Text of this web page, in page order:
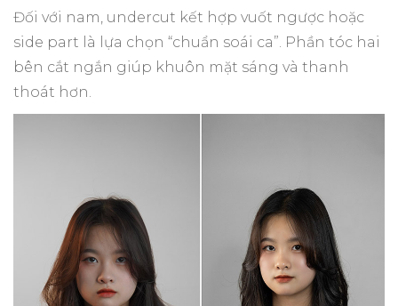
Đối với nam, undercut kết hợp vuốt ngược hoặc
side part là lựa chọn “chuẩn soái ca”. Phần tóc hai
bên cắt ngắn giúp khuôn mặt sáng và thanh
thoát hơn.